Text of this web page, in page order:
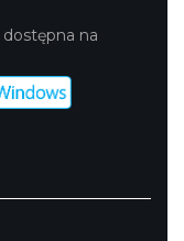
dostępna na